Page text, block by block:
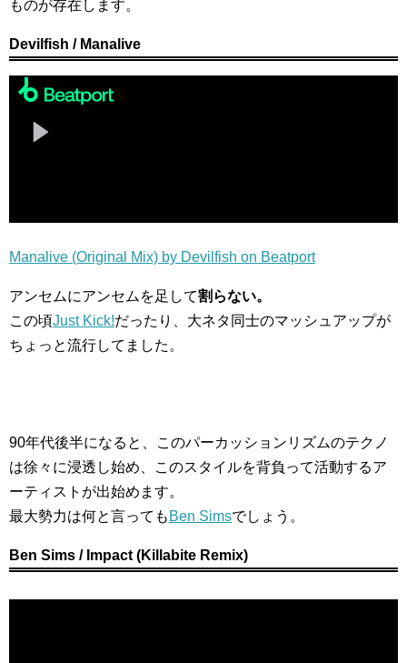
ものが存在します。
Devilfish / Manalive
Manalive (Original Mix) by Devilfish on Beatport
アンセムにアンセムを足して割らない。
この頃Just Kick!だったり、大ネタ同士のマッシュアップが
ちょっと流行してました。
90年代後半になると、このパーカッションリズムのテクノ
は徐々に浸透し始め、このスタイルを背負って活動するア
ーティストが出始めます。
最大勢力は何と言っても Ben Simsでしょう。
Ben Sims / Impact (Killabite Remix)